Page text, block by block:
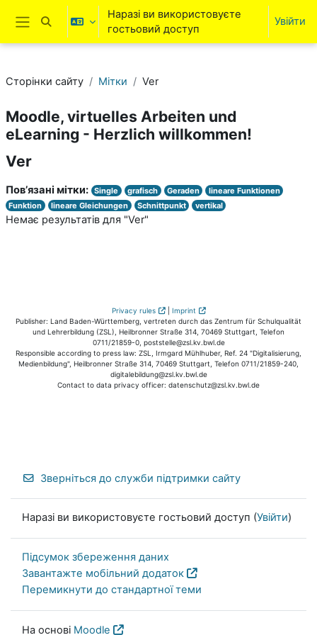
Перейти до головного вмісту
Бокова панель
Переключити введення пошуку
Наразі ви використовуєте
гостьовий доступ
Увійти
Сторінки сайту Мітки Ver
Moodle, virtuelles Arbeiten und
eLearning - Herzlich willkommen!
Ver
Пов’язані мітки: Single grafisch Geraden
lineare Funktionen
Funktion
lineare Gleichungen Schnittpunkt vertikal
Немає результатів для "Ver"
Privacy rules | Imprint
Publisher: Land Baden-Württemberg, vertreten durch das Zentrum für Schulqualität
und Lehrerbildung (ZSL), Heilbronner Straße 314, 70469 Stuttgart, Telefon
0711/21859-0, poststelle@zsl.kv.bwl.de
Responsible according to press law: ZSL, Irmgard Mühlhuber, Ref. 24 "Digitalisierung,
Medienbildung", Heilbronner Straße 314, 70469 Stuttgart, Telefon 0711/21859-240,
digitalebildung@zsl.kv.bwl.de
Contact to data privacy officer: datenschutz@zsl.kv.bwl.de
Зверніться до служби підтримки сайту
Наразі ви використовуєте гостьовий доступ (Увійти)
Підсумок збереження даних
Завантажте мобільний додаток
Перемикнути до стандартної теми
На основі Moodle